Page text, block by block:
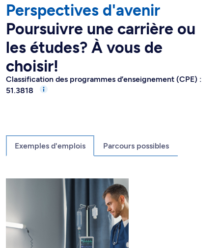
Perspectives d'avenir
Poursuivre une carrière ou
les études? À vous de
choisir!
Classification des programmes d’enseignement (CPE) :
51.3818
Exemples d'emplois Parcours possibles